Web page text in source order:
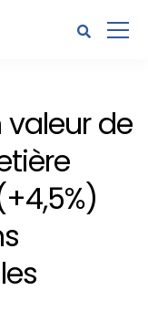
valeur de